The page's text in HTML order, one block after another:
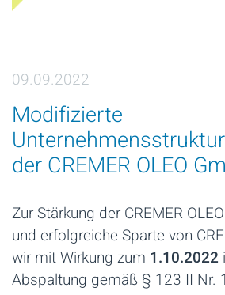
09.09.2022
Modifizierte
der CREMER OLEO
Zur Stärkung der CREMER
und erfolgreiche Sparte von
wir mit Wirkung zum 1.10.2022
Abspaltung gemäß § 123 II Nr.